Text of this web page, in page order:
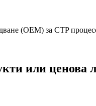
(OEM) за CTP
или ценова